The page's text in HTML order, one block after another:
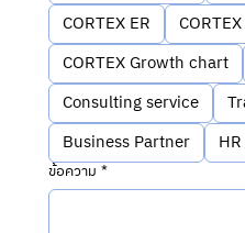
CORTEX ER
CORTEX Growth chart
Consulting service
Business Partner
HR
ข้อความ *